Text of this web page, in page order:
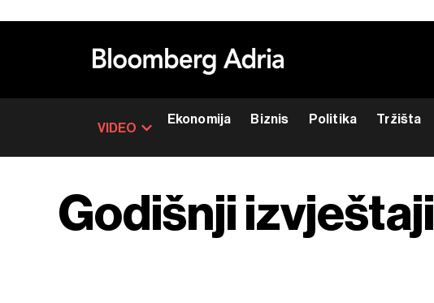
VIDEO
Ekonomija Biznis Politika Tržišta
Godišnji izvještaji